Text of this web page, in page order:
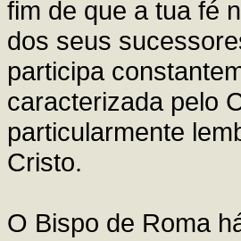
fim de que a tua fé
dos seus
participa
caracterizada pelo
particularmente
Cristo.
O Bispo de Roma